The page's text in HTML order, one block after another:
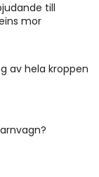
till
mor
av hela kroppen